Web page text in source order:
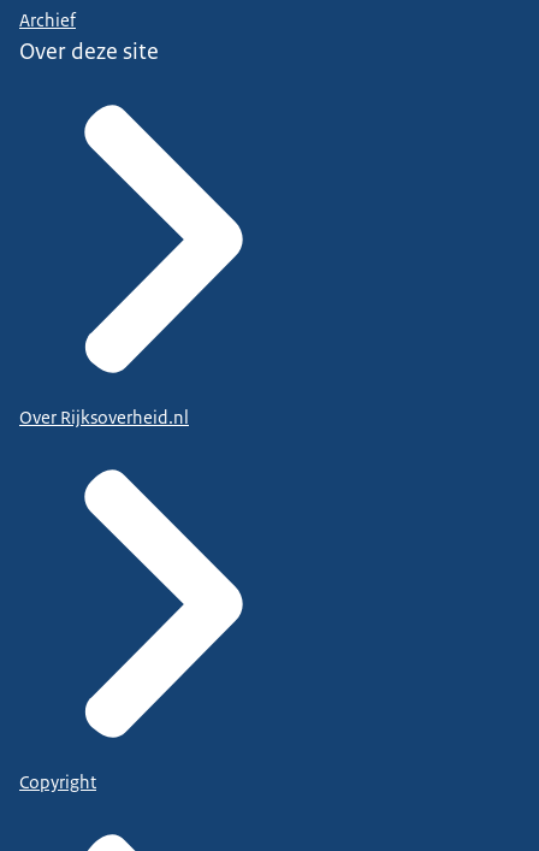
Archief
Over deze site
Over Rijksoverheid.nl
Copyright